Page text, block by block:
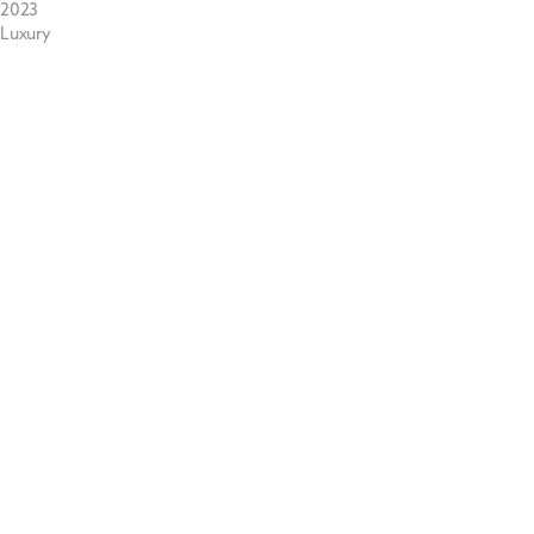
2023
Luxury